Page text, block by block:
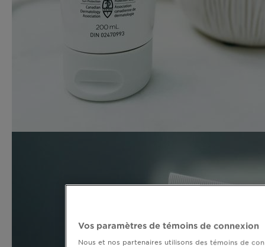
Vos paramètres de témoins de connexion
Nous et nos partenaires utilisons des témoins de